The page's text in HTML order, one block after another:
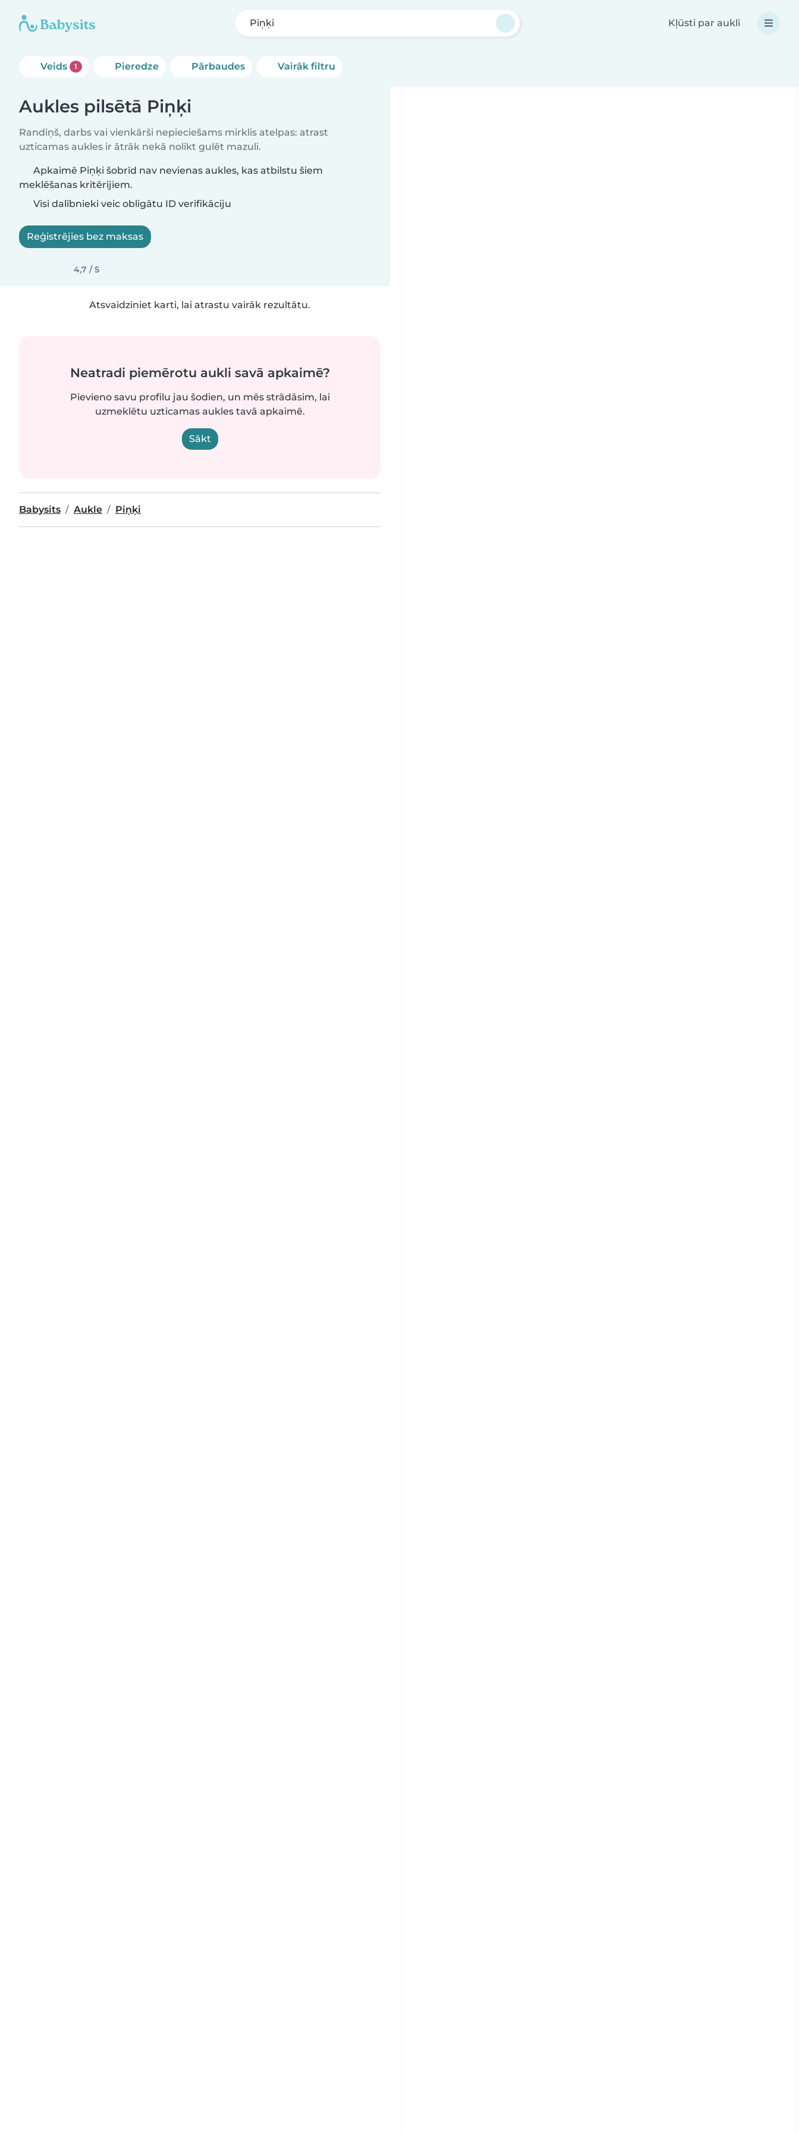
Piņķi Kļūsti par aukli
Veids 1 Pieredze Pārbaudes Vairāk filtru
Aukles pilsētā Piņķi
Randiņš, darbs vai vienkārši nepieciešams mirklis atelpas: atrast
uzticamas aukles ir ātrāk nekā nolikt gulēt mazuli.
Apkaimē Piņķi šobrīd nav nevienas aukles, kas atbilstu šiem
meklēšanas kritērijiem.
Visi dalībnieki veic obligātu ID verifikāciju
Reģistrējies bez maksas
4,7 / 5
Atsvaidziniet karti, lai atrastu vairāk rezultātu.
Neatradi piemērotu aukli savā apkaimē?
Pievieno savu profilu jau šodien, un mēs strādāsim, lai
uzmeklētu uzticamas aukles tavā apkaimē.
Sākt
Babysits Aukle Piņķi